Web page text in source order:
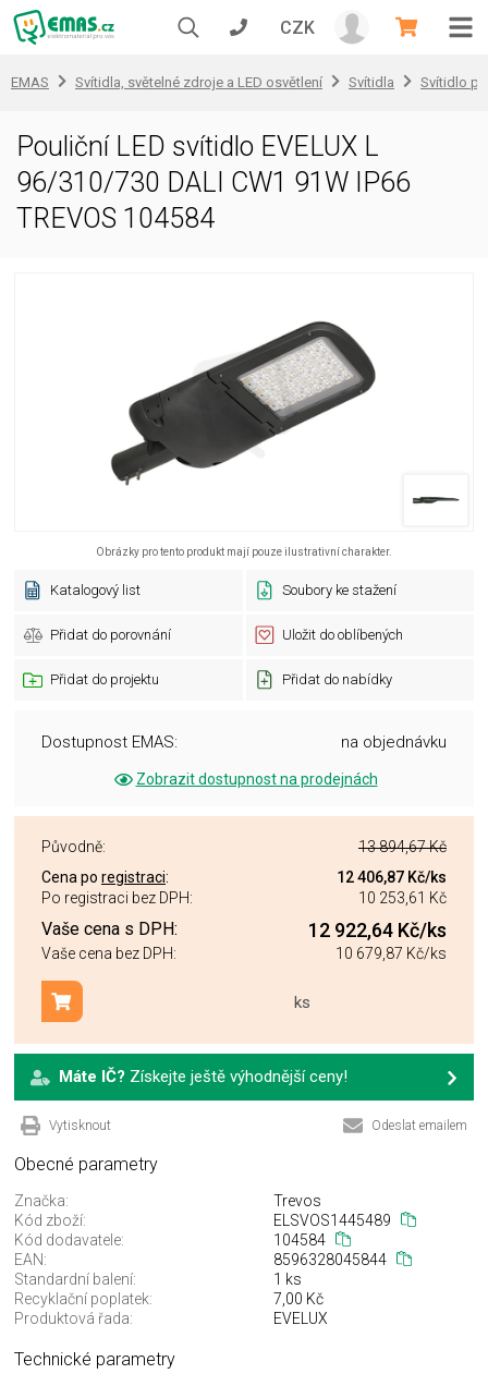
CZK
EMAS Svítidla, světelné zdroje a LED osvětlení Svítidla Svítidlo
Pouliční LED svítidlo EVELUX L
96/310/730 DALI CW1 91W IP66
TREVOS 104584
Obrázky pro tento produkt mají pouze ilustrativní charakter.
Katalogový list Soubory ke stažení
Přidat do porovnání Uložit do oblíbených
Přidat do projektu Přidat do nabídky
Dostupnost EMAS: na objednávku
Zobrazit dostupnost na prodejnách
Původně:
13 894,67 Kč
Cena po registraci: 12 406,87 Kč/ks
Po registraci bez DPH:
10 253,61 Kč
Vaše cena s DPH: 12 922,64 Kč/ks
Vaše cena bez DPH: 10 679,87 Kč/ks
ks
Přidat do košíku
Máte IČ? Získejte ještě výhodnější ceny!
Vytisknout Odeslat emailem
Obecné parametry
Značka:
Trevos
Kód zboží:
ELSVOS1445489
Kód dodavatele:
104584
EAN:
8596328045844
Standardní balení:
1 ks
Recyklační poplatek:
7,00 Kč
Produktová řada:
EVELUX
Technické parametry